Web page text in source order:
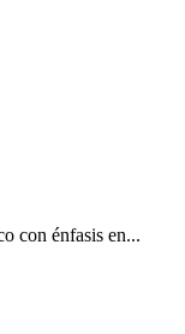
con énfasis en...